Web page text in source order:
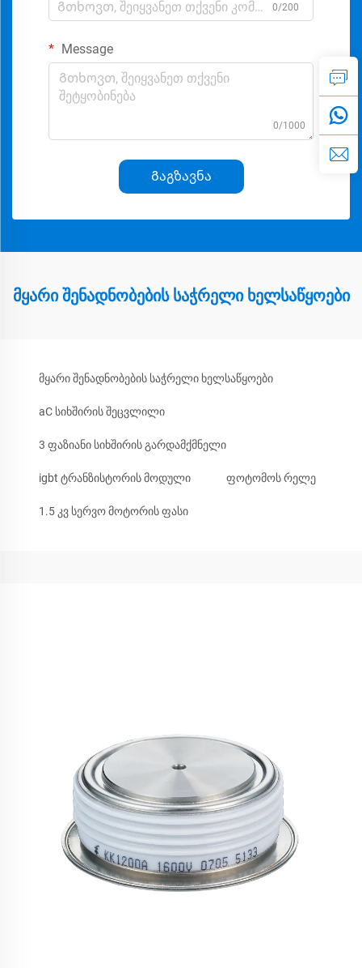
0/200
Message
0/1000
Გაგზავნა
მყარი შენადნობების საჭრელი ხელსაწყოები
მყარი შენადნობების საჭრელი ხელსაწყოები
aC სიხშირის შეცვლილი
3 ფაზიანი სიხშირის გარდამქმნელი
igbt ტრანზისტორის მოდული ფოტომოს რელე
1.5 კვ სერვო მოტორის ფასი